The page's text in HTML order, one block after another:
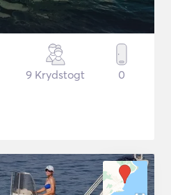
9 Krydstogt 0